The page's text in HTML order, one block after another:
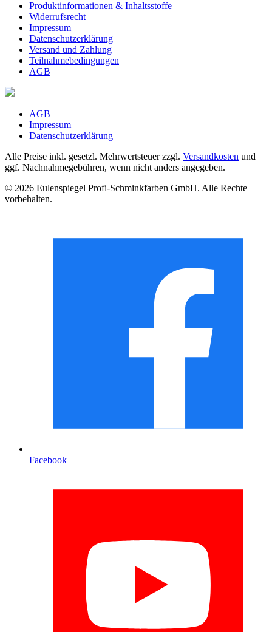
Produktinformationen & Inhaltsstoffe
Widerrufsrecht
Impressum
Datenschutzerklärung
Versand und Zahlung
Teilnahmebedingungen
AGB
AGB
Impressum
Datenschutzerklärung
Alle Preise inkl. gesetzl. Mehrwertsteuer zzgl. Versandkosten und
ggf. Nachnahmegebühren, wenn nicht anders angegeben.
© 2026 Eulenspiegel Profi-Schminkfarben GmbH. Alle Rechte
vorbehalten.
Facebook